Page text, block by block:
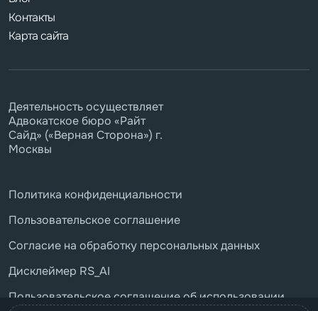
Контакты
Карта сайта
Деятельность осуществляет
Адвокатское бюро «Райт
Сайд» («Верная Сторона») г.
Москвы
Политика конфиденциальности
Пользовательское соглашение
Согласие на обработку персональных данных
Дисклеймер RS_AI
Пользовательское соглашение об использовании